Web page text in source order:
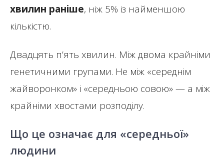
хвилин раніше, ніж 5% із найменшою
кількістю.
Двадцять п’ять хвилин. Між двома крайніми
генетичними групами. Не між «середнім
жайворонком» і «середньою совою» — а між
крайніми хвостами розподілу.
Що це означає для «середньої»
людини